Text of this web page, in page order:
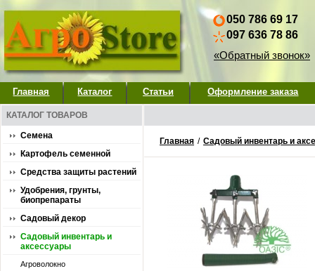
050 786 69 17
097 636 78 86
«Обратный звонок»
Главная Каталог Статьи Оформление заказа
КАТАЛОГ ТОВАРОВ
Семена
Картофель семенной
Средства защиты растений
Удобрения, грунты,
биопрепараты
Садовый декор
Садовый инвентарь и
аксессуары
Агроволокно
Главная / Садовый инвентарь и